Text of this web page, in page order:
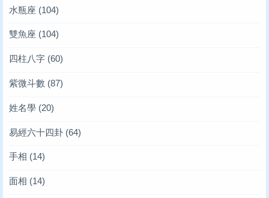
水瓶座 (104)
雙魚座 (104)
四柱八字 (60)
紫微斗數 (87)
姓名學 (20)
易經六十四卦 (64)
手相 (14)
面相 (14)